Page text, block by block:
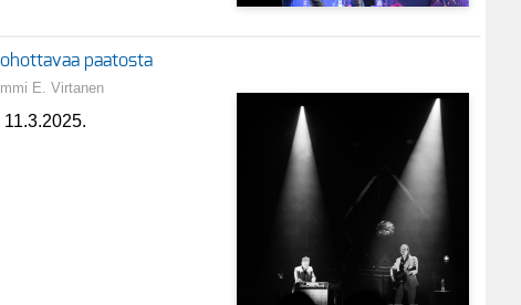
paatosta
E. Virtanen